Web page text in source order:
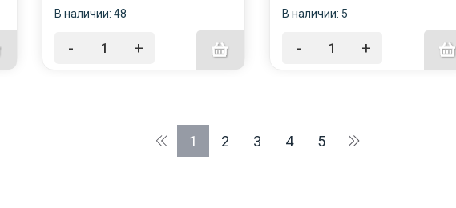
В наличии: 48
- +
В наличии: 5
- +
1 2 3 4 5